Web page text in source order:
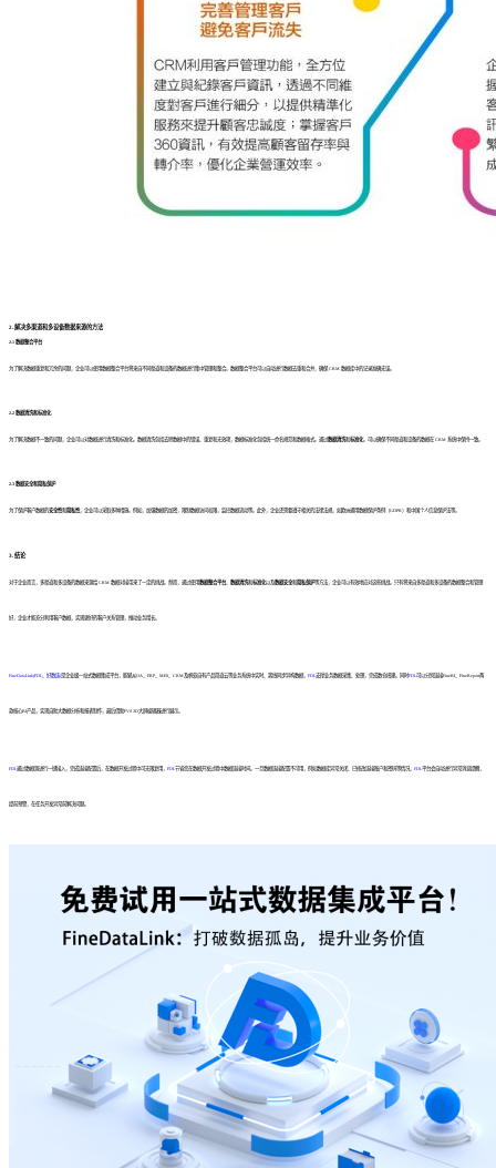
2. 解决多渠道和多设备数据来源的方法
2.1 数据整合平台
为了解决数据重复和冗余的问题，企业可以使用数据整合平台将来自不同渠道和设备的数据进行集中管理和整合。数据整合平台可以自动进行数据去重和合并，确保 CRM 数据库中的记录准确无误。
2.2 数据清洗和标准化
为了解决数据不一致的问题，企业可以对数据进行清洗和标准化。数据清洗包括去除数据中的错误、重复和无效项，数据标准化包括统一命名规范和数据格式。通过 数据清洗 和 标准化，可以确保不同渠道和设备的数据在 CRM 系统中保持一致。
2.3 数据安全和隐私保护
为了保护客户数据的 安全性 和 隐私性 ，企业可以采取多种措施。例如，加强数据的加密，限制数据访问权限，监控数据流动等。此外，企业还需要遵守相关的法律法规，如欧洲通用数据保护条例（GDPR）和中国个人信息保护法等。
3. 结论
对于企业而言，多渠道和多设备的数据来源给 CRM 数据对接带来了一定的挑战。然而，通过使用 数据整合平台 数据清洗 和 标准化以及 数据安全和 隐私保护 等方法，企业可以有效地应对这些挑战。只有将来自多渠道和多设备的数据整合和管理
好，企业才能充分利用客户数据，实现更好的客户关系管理，推动业务增长。
FineDataLink(FDL、好数连) 是企业级一站式数据集成平台，能够从OA、ERP、MES、CRM及帆软自有产品简道云等业务系统中实时、离线同步异构数据， FDL 支撑业务数据采集、处理，完成数仓搭建。同时FDL 可以分别连接FineBI、FineReport两
款核心BI产品，实现自助大数据分析和报表制作，最后借助FVS 3D大屏编辑器进行展示。
FDL 通过数据源进行一键接入，完成连接配置后，在数据开发过程中可无限复用， FDL 节省您在数据开发过程中数据连接时间。一旦数据连接配置不可用，例如数据库异常关闭、已修改连接账户和密码等情况， FDL 平台会自动进行异常消息提醒，
提前预警，在任务开发异常前解决问题。